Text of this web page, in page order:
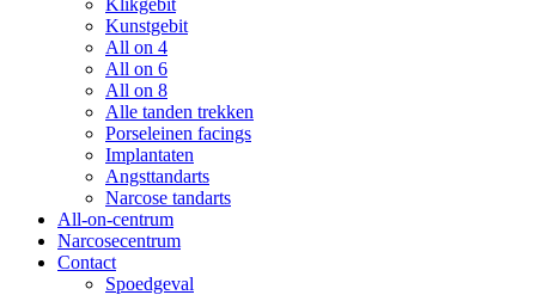
Klikgebit
Kunstgebit
All on 4
All on 6
All on 8
Alle tanden trekken
Porseleinen facings
Implantaten
Angsttandarts
Narcose tandarts
All-on-centrum
Narcosecentrum
Contact
Spoedgeval